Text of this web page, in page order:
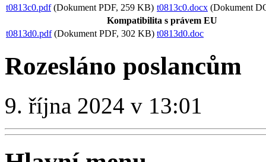
t0813c0.pdf(Dokument PDF, 259 KB) t0813c0.docx (Dokument
Kompatibilita s právem EU
t0813d0.pdf(Dokument PDF, 302 KB) t0813d0.doc
Rozesláno poslancům
9. října 2024 v 13:01